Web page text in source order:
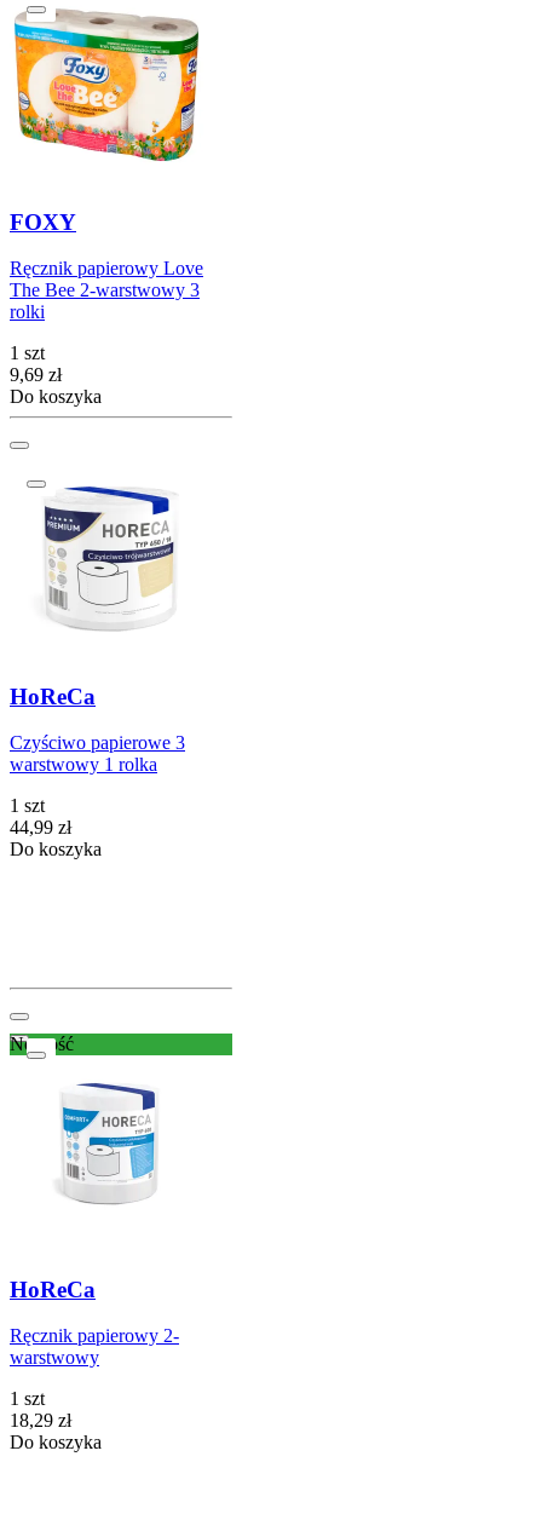
FOXY
Ręcznik papierowy Love
The Bee 2-warstwowy 3
rolki
1 szt
Cena
9,69 zł
Do koszyka
HoReCa
Czyściwo papierowe 3
warstwowy 1 rolka
1 szt
Cena
44,99 zł
Do koszyka
Nowość
HoReCa
Ręcznik papierowy 2-
warstwowy
1 szt
Cena
18,29 zł
Do koszyka